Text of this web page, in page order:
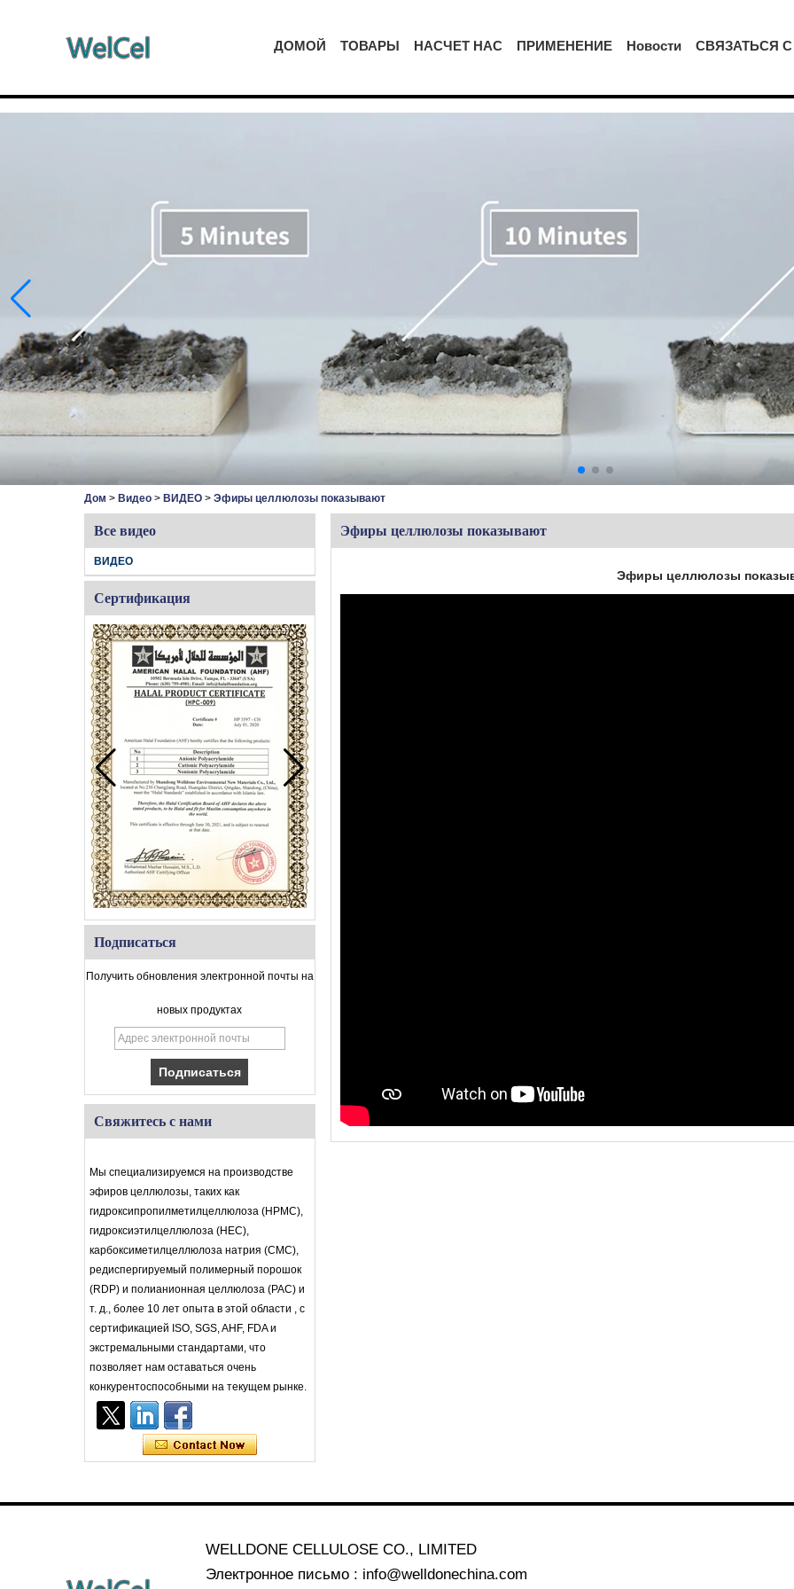
ДОМОЙ ТОВАРЫ НАСЧЕТ НАС ПРИМЕНЕНИЕ Новости СВЯЗАТЬСЯ
Дом > Видео> ВИДЕО> Эфиры целлюлозы показывают
Все видео
ВИДЕО
Сертификация
Подписаться
Получить обновления электронной почты на
новых продуктах
Свяжитесь с нами
Мы специализируемся на производстве
эфиров целлюлозы, таких как
гидроксипропилметилцеллюлоза (HPMC),
гидроксиэтилцеллюлоза (HEC),
карбоксиметилцеллюлоза натрия (CMC),
редиспергируемый полимерный порошок
(RDP) и полианионная целлюлоза (PAC) и
т. д., более 10 лет опыта в этой области , с
сертификацией ISO, SGS, AHF, FDA и
экстремальными стандартами, что
позволяет нам оставаться очень
конкурентоспособными на текущем рынке.
Эфиры целлюлозы показывают
Эфиры целлюлозы
WELLDONE CELLULOSE CO., LIMITED
Электронное письмо : info@welldonechina.com